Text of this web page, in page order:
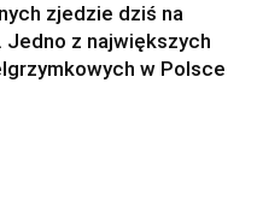
zjedzie dziś na
Jedno z największych
w Polsce